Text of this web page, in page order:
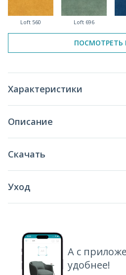
Loft 560 Loft 696
ПОСМОТРЕТЬ
Характеристики
Описание
Скачать
Уход
А с
удобнее!